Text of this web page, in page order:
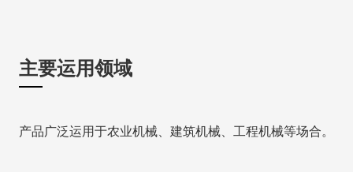
主要运用领域
产品广泛运用于农业机械、建筑机械、工程机械等场合。